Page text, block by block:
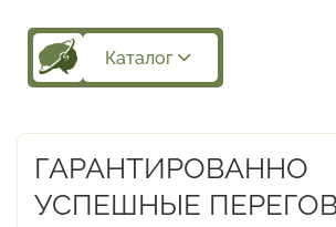
Каталог
ГАРАНТИРОВАННО
УСПЕШНЫЕ